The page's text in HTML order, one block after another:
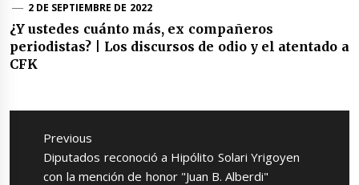
2 DE SEPTIEMBRE DE 2022
¿Y ustedes cuánto más, ex compañeros
periodistas? | Los discursos de odio y el atentado a
CFK
Navegación
entradas
Previous
Previous
post:
Diputados reconoció a Hipólito Solari Yrigoyen
con la mención de honor "Juan B. Alberdi"